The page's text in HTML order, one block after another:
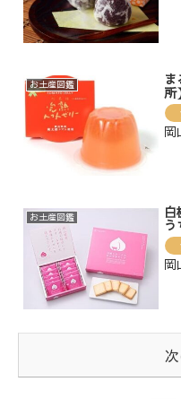
お土産図鑑 所
お土産図鑑 う